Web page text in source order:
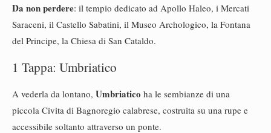
Da non perdere: il tempio dedicato ad Apollo Haleo, i Mercati
Saraceni, il Castello Sabatini, il Museo Archologico, la Fontana
del Principe, la Chiesa di San Cataldo.
1 Tappa: Umbriatico
A vederla da lontano, Umbriatico ha le sembianze di una
piccola Civita di Bagnoregio calabrese, costruita su una rupe e
accessibile soltanto attraverso un ponte.